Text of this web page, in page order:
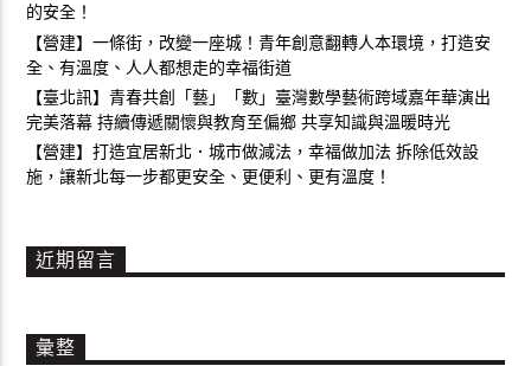
的安全！
【營建】一條街，改變一座城！青年創意翻轉人本環境，打造安
全、有溫度、人人都想走的幸福街道
【臺北訊】青春共創「藝」「數」臺灣數學藝術跨域嘉年華演出
完美落幕 持續傳遞關懷與教育至偏鄉 共享知識與溫暖時光
【營建】打造宜居新北．城市做減法，幸福做加法 拆除低效設
施，讓新北每一步都更安全、更便利、更有溫度！
近期留言
彙整